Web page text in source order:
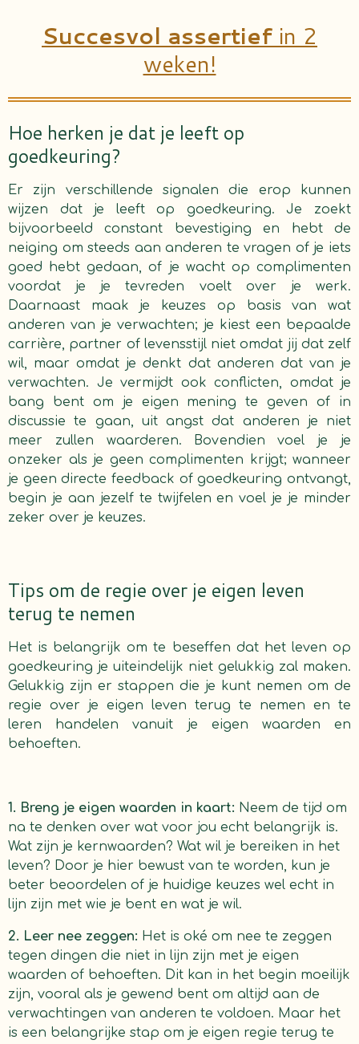
Succesvol assertief in 2
weken!
Hoe herken je dat je leeft op
goedkeuring?
Er zijn verschillende signalen die erop kunnen
wijzen dat je leeft op goedkeuring. Je zoekt
bijvoorbeeld constant bevestiging en hebt de
neiging om steeds aan anderen te vragen of je iets
goed hebt gedaan, of je wacht op complimenten
voordat je je tevreden voelt over je werk.
Daarnaast maak je keuzes op basis van wat
anderen van je verwachten; je kiest een bepaalde
carrière, partner of levensstijl niet omdat jij dat zelf
wil, maar omdat je denkt dat anderen dat van je
verwachten. Je vermijdt ook conflicten, omdat je
bang bent om je eigen mening te geven of in
discussie te gaan, uit angst dat anderen je niet
meer zullen waarderen. Bovendien voel je je
onzeker als je geen complimenten krijgt; wanneer
je geen directe feedback of goedkeuring ontvangt,
begin je aan jezelf te twijfelen en voel je je minder
zeker over je keuzes.
Tips om de regie over je eigen leven
terug te nemen
Het is belangrijk om te beseffen dat het leven op
goedkeuring je uiteindelijk niet gelukkig zal maken.
Gelukkig zijn er stappen die je kunt nemen om de
regie over je eigen leven terug te nemen en te
leren handelen vanuit je eigen waarden en
behoeften.
1. Breng je eigen waarden in kaart: Neem de tijd om
na te denken over wat voor jou echt belangrijk is.
Wat zijn je kernwaarden? Wat wil je bereiken in het
leven? Door je hier bewust van te worden, kun je
beter beoordelen of je huidige keuzes wel echt in
lijn zijn met wie je bent en wat je wil.
2. Leer nee zeggen: Het is oké om nee te zeggen
tegen dingen die niet in lijn zijn met je eigen
waarden of behoeften. Dit kan in het begin moeilijk
zijn, vooral als je gewend bent om altijd aan de
verwachtingen van anderen te voldoen. Maar het
is een belangrijke stap om je eigen regie terug te